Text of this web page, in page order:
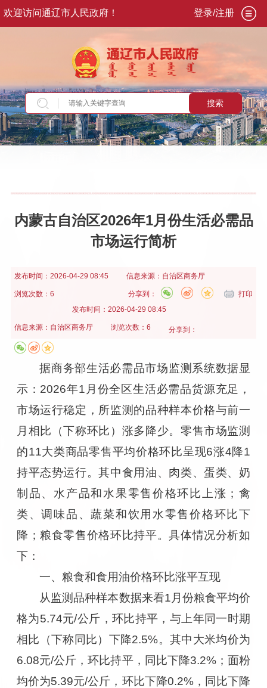
欢迎访问通辽市人民政府！ 登录/注册
搜索
当前位置：首页>政务公开>政府信息公开>法
内蒙古自治区2026年1月份生活必需品
市场运行简析
发布时间： 2026-04-29 08:45 信息来源： 自治区商务厅
浏览次数：6 打印
分享到：
发布时间： 2026-04-29 08:45
信息来源： 自治区商务厅 浏览次数：6 分享到：
据商务部生活必需品市场监测系统数据显
示：2026年1月份全区生活必需品货源充足，
市场运行稳定，所监测的品种样本价格与前一
月相比（下称环比）涨多降少。零售市场监测
的11大类商品零售平均价格环比呈现6涨4降1
持平态势运行。其中食用油、肉类、蛋类、奶
制品、水产品和水果零售价格环比上涨；禽
类、调味品、蔬菜和饮用水零售价格环比下
降；粮食零售价格环比持平。具体情况分析如
下：
一、粮食和食用油价格环比涨平互现
从监测品种样本数据来看1月份粮食平均价
格为5.74元/公斤，环比持平，与上年同一时期
相比（下称同比）下降2.5%。其中大米均价为
6.08元/公斤，环比持平，同比下降3.2%；面粉
均价为5.39元/公斤，环比下降0.2%，同比下降